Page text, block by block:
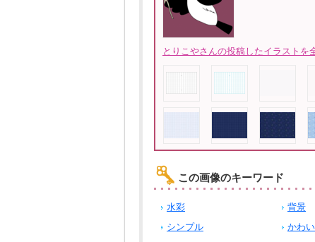
とりこやさんの投稿したイラストを
この画像のキーワード
水彩 背景
シンプル
かわ